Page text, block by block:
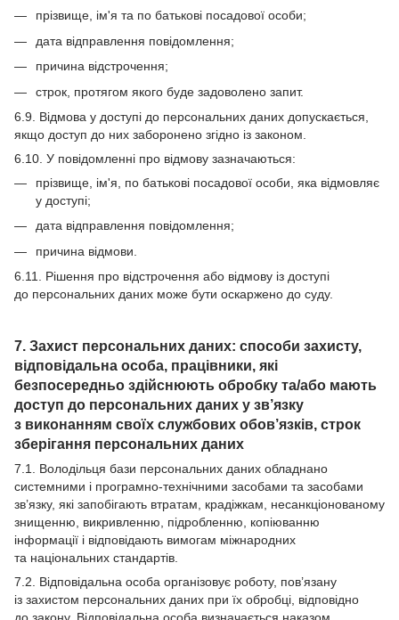
прізвище, ім'я та по батькові посадової особи;
дата відправлення повідомлення;
причина відстрочення;
строк, протягом якого буде задоволено запит.
6.9. Відмова у доступі до персональних даних допускається,
якщо доступ до них заборонено згідно із законом.
6.10. У повідомленні про відмову зазначаються:
прізвище, ім'я, по батькові посадової особи, яка відмовляє
у доступі;
дата відправлення повідомлення;
причина відмови.
6.11. Рішення про відстрочення або відмову із доступі
до персональних даних може бути оскаржено до суду.
7. Захист персональних даних: способи захисту,
відповідальна особа, працівники, які
безпосередньо здійснюють обробку та/або мають
доступ до персональних даних у зв’язку
з виконанням своїх службових обов’язків, строк
зберігання персональних даних
7.1. Володільця бази персональних даних обладнано
системними і програмно-технічними засобами та засобами
зв’язку, які запобігають втратам, крадіжкам, несанкціонованому
знищенню, викривленню, підробленню, копіюванню
інформації і відповідають вимогам міжнародних
та національних стандартів.
7.2. Відповідальна особа організовує роботу, пов’язану
із захистом персональних даних при їх обробці, відповідно